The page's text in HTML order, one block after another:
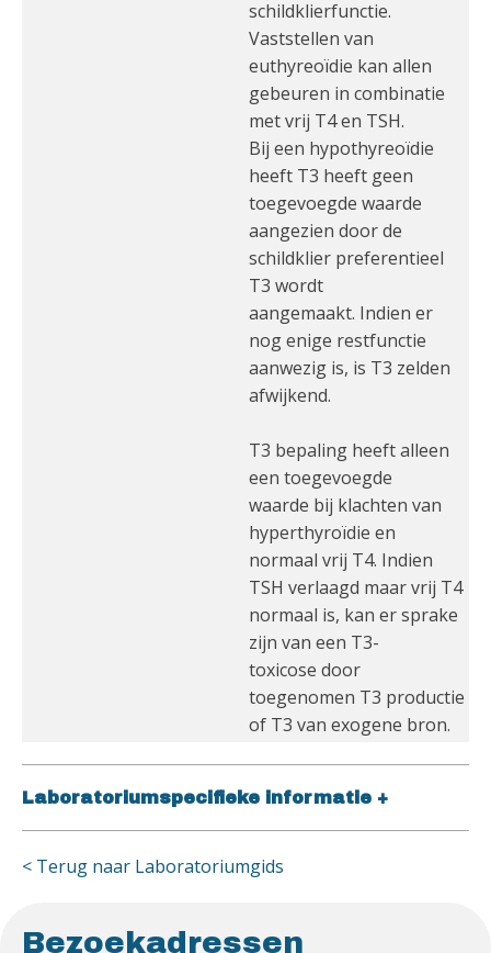
schildklierfunctie.
Vaststellen van
euthyreoïdie kan allen
gebeuren in combinatie
met vrij T4 en TSH.
Bij een hypothyreoïdie
heeft T3 heeft geen
toegevoegde waarde
aangezien door de
schildklier preferentieel
T3 wordt
aangemaakt. Indien er
nog enige restfunctie
aanwezig is, is T3 zelden
afwijkend.
T3 bepaling heeft alleen
een toegevoegde
waarde bij klachten van
hyperthyroïdie en
normaal vrij T4. Indien
TSH verlaagd maar vrij T4
normaal is, kan er sprake
zijn van een T3-
toxicose door
toegenomen T3 productie
of T3 van exogene bron.
Laboratoriumspecifieke informatie +
< Terug naar Laboratoriumgids
Bezoekadressen